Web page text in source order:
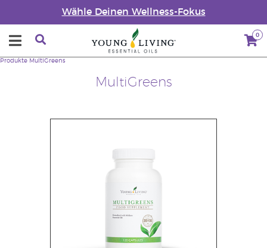
Wähle Deinen Wellness-Fokus
0
MultiGreens
Produkte MultiGreens